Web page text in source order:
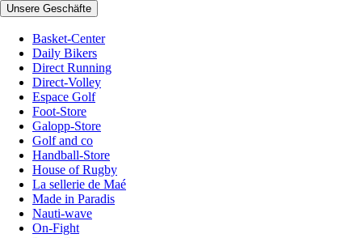
Unsere Geschäfte
Basket-Center
Daily Bikers
Direct Running
Direct-Volley
Espace Golf
Foot-Store
Galopp-Store
Golf and co
Handball-Store
House of Rugby
La sellerie de Maé
Made in Paradis
Nauti-wave
On-Fight